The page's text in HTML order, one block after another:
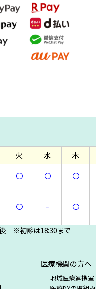
2023年3月
2023年2月
2022年9月
2022年8月
火 水 木
〇 〇 〇
〇 – 〇
※初診は18:30まで
医療機関の方へ
地域医療連携室